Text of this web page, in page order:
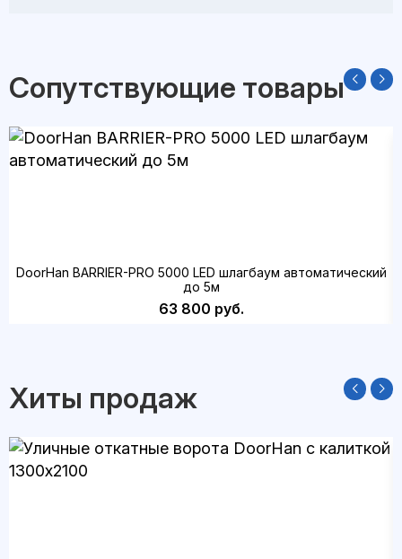
Сопутствующие товары
DoorHan BARRIER-PRO 5000 LED шлагбаум автоматический
до 5м
63 800 руб.
Хиты продаж